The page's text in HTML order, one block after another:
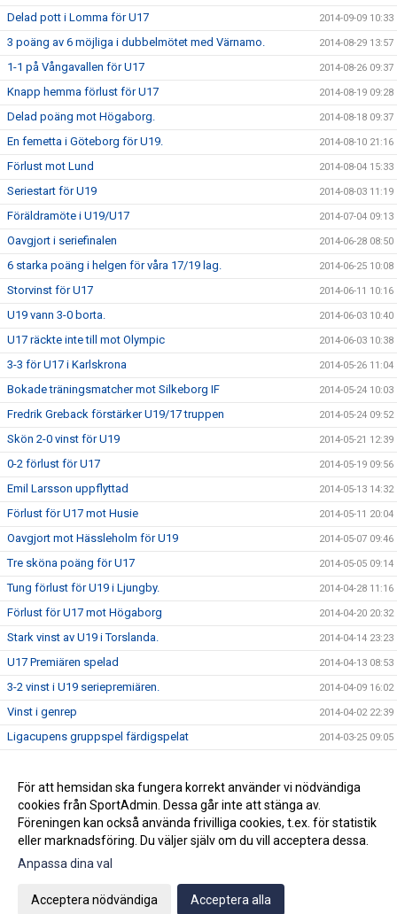
Delad pott i Lomma för U17 2014-09-09 10:33
3 poäng av 6 möjliga i dubbelmötet med Värnamo. 2014-08-29 13:57
1-1 på Vångavallen för U17 2014-08-26 09:37
Knapp hemma förlust för U17 2014-08-19 09:28
Delad poäng mot Högaborg. 2014-08-18 09:37
En femetta i Göteborg för U19. 2014-08-10 21:16
Förlust mot Lund 2014-08-04 15:33
Seriestart för U19 2014-08-03 11:19
Föräldramöte i U19/U17 2014-07-04 09:13
Oavgjort i seriefinalen 2014-06-28 08:50
6 starka poäng i helgen för våra 17/19 lag. 2014-06-25 10:08
Storvinst för U17 2014-06-11 10:16
U19 vann 3-0 borta. 2014-06-03 10:40
U17 räckte inte till mot Olympic 2014-06-03 10:38
3-3 för U17 i Karlskrona 2014-05-26 11:04
Bokade träningsmatcher mot Silkeborg IF 2014-05-24 10:03
Fredrik Greback förstärker U19/17 truppen 2014-05-24 09:52
Skön 2-0 vinst för U19 2014-05-21 12:39
0-2 förlust för U17 2014-05-19 09:56
Emil Larsson uppflyttad 2014-05-13 14:32
Förlust för U17 mot Husie 2014-05-11 20:04
Oavgjort mot Hässleholm för U19 2014-05-07 09:46
Tre sköna poäng för U17 2014-05-05 09:14
Tung förlust för U19 i Ljungby. 2014-04-28 11:16
Förlust för U17 mot Högaborg 2014-04-20 20:32
Stark vinst av U19 i Torslanda. 2014-04-14 23:23
U17 Premiären spelad 2014-04-13 08:53
3-2 vinst i U19 seriepremiären. 2014-04-09 16:02
Vinst i genrep 2014-04-02 22:39
Ligacupens gruppspel färdigspelat 2014-03-25 09:05
Förlust i första träningsmatcherna 2014-02-17 15:00
Nästa Match 2014-01-26 11:37
Gå till Webbversion
För att hemsidan ska fungera korrekt använder vi nödvändiga
cookies från SportAdmin. Dessa går inte att stänga av.
Föreningen kan också använda frivilliga cookies, t.ex. för statistik
eller marknadsföring. Du väljer själv om du vill acceptera dessa.
Anpassa dina val
Acceptera nödvändiga Acceptera alla